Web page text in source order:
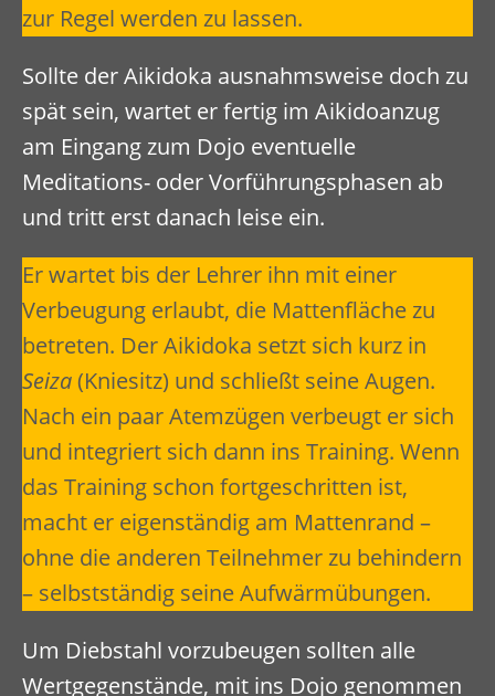
zur Regel werden zu lassen.
Sollte der Aikidoka ausnahmsweise doch zu
spät sein, wartet er fertig im Aikidoanzug
am Eingang zum Dojo eventuelle
Meditations- oder Vorführungsphasen ab
und tritt erst danach leise ein.
Er wartet bis der Lehrer ihn mit einer
Verbeugung erlaubt, die Mattenfläche zu
betreten. Der Aikidoka setzt sich kurz in
Seiza(Kniesitz) und schließt seine Augen.
Nach ein paar Atemzügen verbeugt er sich
und integriert sich dann ins Training. Wenn
das Training schon fortgeschritten ist,
macht er eigenständig am Mattenrand –
ohne die anderen Teilnehmer zu behindern
– selbstständig seine Aufwärmübungen.
Um Diebstahl vorzubeugen sollten alle
Wertgegenstände, mit ins Dojo genommen